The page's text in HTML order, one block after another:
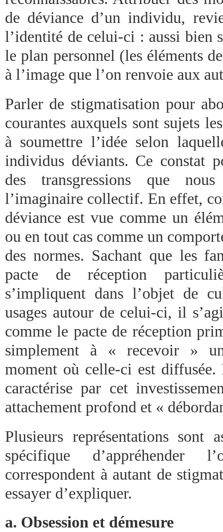
de déviance d’un individu,
l’identité de celui-ci : aussi bien
le plan personnel (les éléments
à l’image que l’on renvoie aux
Parler de stigmatisation pour
courantes auxquels sont sujets
à soumettre l’idée selon
individus déviants. Ce constat
des transgressions que
l’imaginaire collectif. En effet,
déviance est vue comme un
ou en tout cas comme un
des normes. Sachant que les
pacte de réception
s’impliquent dans l’objet de
usages autour de celui-ci, il
comme le pacte de réception
simplement à « recevoir »
moment où celle-ci est diffusée.
caractérise par cet
attachement profond et «
Plusieurs représentations sont
spécifique d’appréhender
correspondent à autant de
essayer d’expliquer.
a. Obsession et démesure